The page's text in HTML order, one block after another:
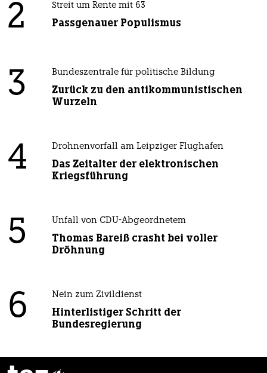
2 Streit um Rente mit 63
Passgenauer Populismus
3 Bundeszentrale für politische Bildung
Zurück zu den antikommunistischen
Wurzeln
4 Drohnenvorfall am Leipziger Flughafen
Das Zeitalter der elektronischen
Kriegsführung
5 Unfall von CDU-Abgeordnetem
Thomas Bareiß crasht bei voller
Dröhnung
6 Nein zum Zivildienst
Hinterlistiger Schritt der
Bundesregierung